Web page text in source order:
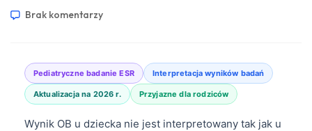
Brak komentarzy
Pediatryczne badanie ESR Interpretacja wyników badań
Aktualizacja na 2026 r. Przyjazne dla rodziców
Wynik OB u dziecka nie jest interpretowany tak jak u